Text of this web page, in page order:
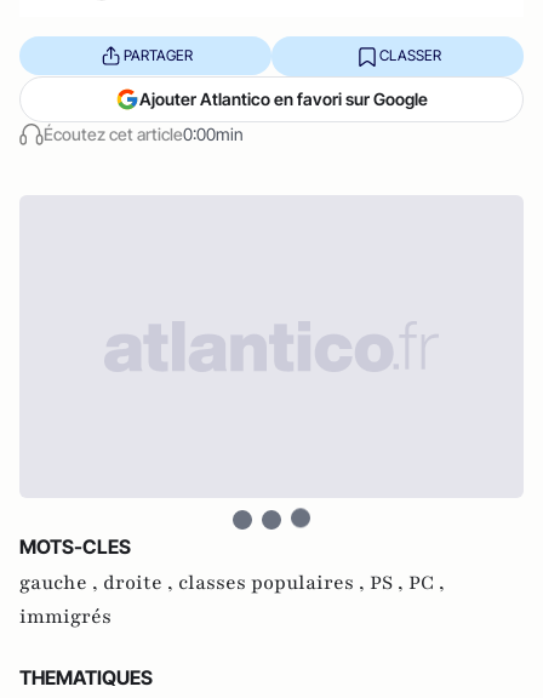
Écoutez cet article0:00min
PARTAGER CLASSER
Ajouter Atlantico en favori sur Google
MOTS-CLES
gauche , droite , classes populaires , PS , PC ,
immigrés
THEMATIQUES